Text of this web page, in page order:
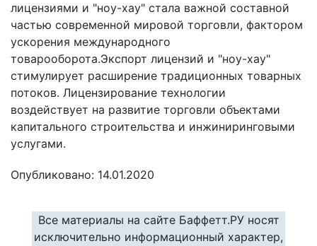
лицензиями и "ноу-хау" стала важной составной
частью современной мировой торговли, фактором
ускорения международного
товарооборота.Экспорт лицензий и "ноу-хау"
стимулирует расширение традиционных товарных
потоков. Лицензирование технологии
воздействует на развитие торговли объектами
капитального строительства и инжиниринговыми
услугами.
Опубликовано: 14.01.2020
Все материалы на сайте Баффетт.РУ носят
исключительно информационный характер,